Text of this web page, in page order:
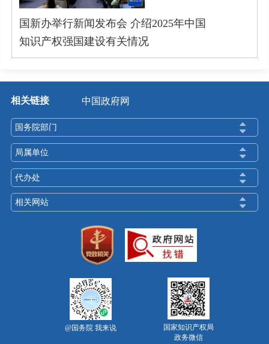
国新办举行新闻发布会 介绍2025年中国
知识产权强国建设有关情况
相关链接 中国政府网
国务院部门
局属单位
代办处
相关网站
@国务院 我来说
国家知识产权局
政务微信